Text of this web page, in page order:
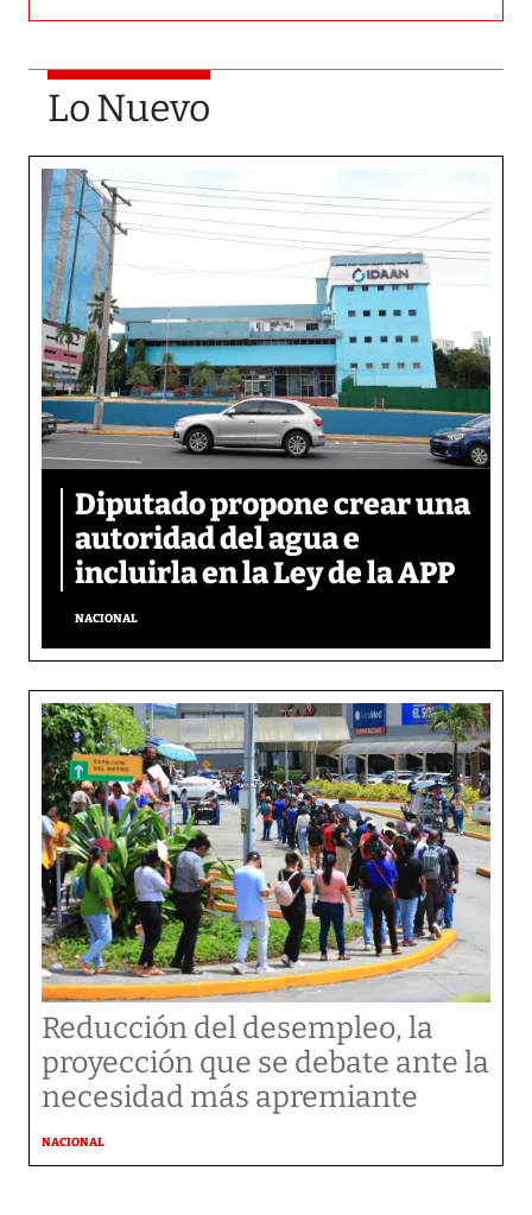
Lo Nuevo
Diputado propone crear una
autoridad del agua e
incluirla en la Ley de la APP
NACIONAL
Reducción del desempleo, la
proyección que se debate ante la
necesidad más apremiante
NACIONAL